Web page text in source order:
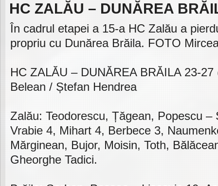
HC ZALĂU – DUNĂREA
În cadrul etapei a 15-a HC Zalău a
propriu cu Dunărea Brăila. FOTO
HC ZALĂU – DUNĂREA BRĂILA 23-27
Belean / Ștefan Hendrea
Zalău: Teodorescu, Țăgean, Popescu –
Vrabie 4, Mihart 4, Berbece 3,
Mărginean, Bujor, Moisin, Toth,
Gheorghe Tadici.